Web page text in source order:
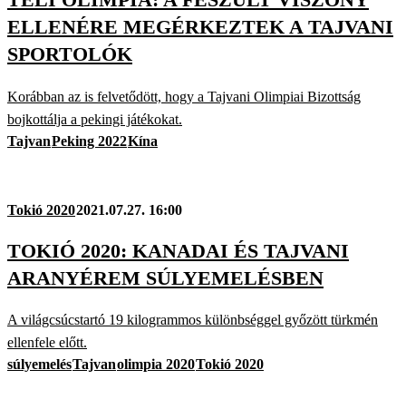
ELLENÉRE MEGÉRKEZTEK A TAJVANI
SPORTOLÓK
Korábban az is felvetődött, hogy a Tajvani Olimpiai Bizottság
bojkottálja a pekingi játékokat.
TajvanPeking 2022Kína
Tokió 20202021.07.27. 16:00
TOKIÓ 2020: KANADAI ÉS TAJVANI
ARANYÉREM SÚLYEMELÉSBEN
A világcsúcstartó 19 kilogrammos különbséggel győzött türkmén
ellenfele előtt.
súlyemelésTajvanolimpia 2020Tokió 2020